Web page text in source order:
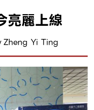
亮麗上線
Zheng Yi Ting